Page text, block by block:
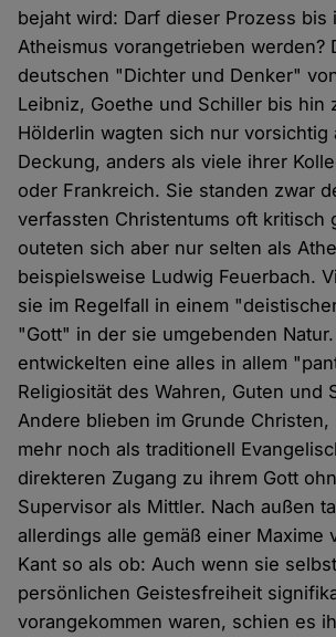
bejaht wird: Darf dieser Prozess bis
Atheismus vorangetrieben werden?
deutschen "Dichter und Denker"
Leibniz, Goethe und Schiller bis hin
Hölderlin wagten sich nur vorsichtig
Deckung, anders als viele ihrer
oder Frankreich. Sie standen zwar
verfassten Christentums oft kritisch
outeten sich aber nur selten als
beispielsweise Ludwig Feuerbach.
sie im Regelfall in einem
"Gott" in der sie umgebenden
entwickelten eine alles in allem
Religiosität des Wahren, Guten und
Andere blieben im Grunde Christen,
mehr noch als traditionell
direkteren Zugang zu ihrem Gott
Supervisor als Mittler. Nach außen
allerdings alle gemäß einer Maxime
Kant so als ob: Auch wenn sie
persönlichen Geistesfreiheit
vorangekommen waren, schien es